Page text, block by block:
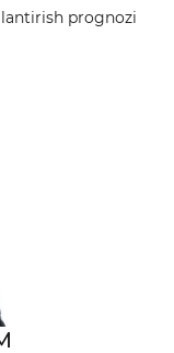
prognozi